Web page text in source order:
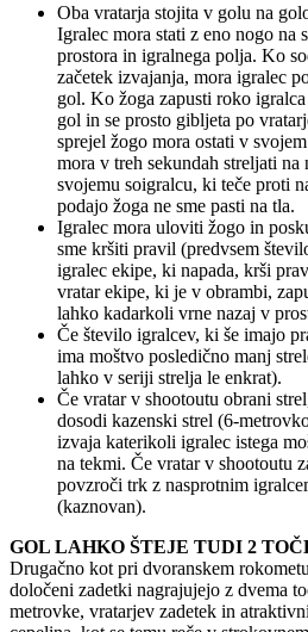
Oba vratarja stojita v golu na
Igralec mora stati z eno nogo na
prostora in igralnega polja. Ko
začetek izvajanja, mora igralec
gol. Ko žoga zapusti roko
gol in se prosto gibljeta po
sprejel žogo mora ostati v
mora v treh sekundah streljati
svojemu soigralcu, ki teče proti
podajo žoga ne sme pasti na tla.
Igralec mora uloviti žogo in
sme kršiti pravil (predvsem
igralec ekipe, ki napada, krši
vratar ekipe, ki je v obrambi,
lahko kadarkoli vrne nazaj v
Če število igralcev, ki še imajo
ima moštvo posledično manj
lahko v seriji strelja le enkrat).
Če vratar v shootoutu obrani
dosodi kazenski strel (6-
izvaja katerikoli igralec istega
na tekmi. Če vratar v shootoutu
povzroči trk z nasprotnim
(kaznovan).
GOL LAHKO ŠTEJE TUDI 2
Drugačno kot pri dvoranskem
določeni zadetki nagrajujejo z dvema
metrovke, vratarjev zadetek in